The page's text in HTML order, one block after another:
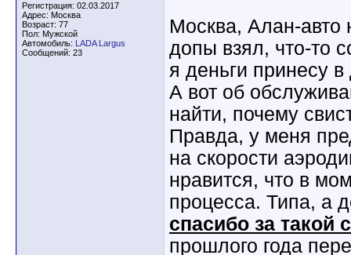
Регистрация: 02.03.2017
Адрес: Москва
Возраст: 77
Пол: Мужской
Автомобиль: LADA Largus
Сообщений: 23
Москва, Алан-авто
допы взял, что-то
я деньги принесу
А вот об
найти, почему
Правда, у меня
на скорости
нравится, что в
процесса. Типа, а
спасибо за такой
прошлого года